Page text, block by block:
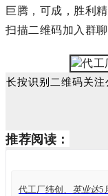
巨腾，可成，胜利
扫描二维码加入群聊
长按识别二维码关注
推荐阅读：
代工厂纬创、 英业达5